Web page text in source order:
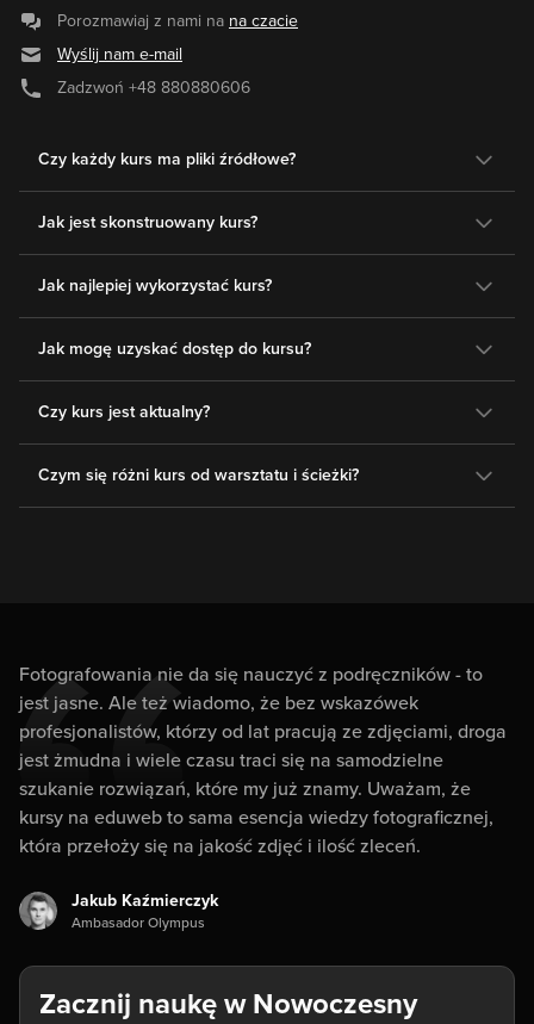
Porozmawiaj z nami na na czacie
Wyślij nam e-mail
Zadzwoń +48 880880606
Czy każdy kurs ma pliki źródłowe?
Jak jest skonstruowany kurs?
Jak najlepiej wykorzystać kurs?
Jak mogę uzyskać dostęp do kursu?
Czy kurs jest aktualny?
Czym się różni kurs od warsztatu i ścieżki?
Fotografowania nie da się nauczyć z podręczników - to
jest jasne. Ale też wiadomo, że bez wskazówek
profesjonalistów, którzy od lat pracują ze zdjęciami, droga
jest żmudna i wiele czasu traci się na samodzielne
szukanie rozwiązań, które my już znamy. Uważam, że
kursy na eduweb to sama esencja wiedzy fotograficznej,
która przełoży się na jakość zdjęć i ilość zleceń.
Jakub Kaźmierczyk
Ambasador Olympus
Zacznij naukę w Nowoczesny